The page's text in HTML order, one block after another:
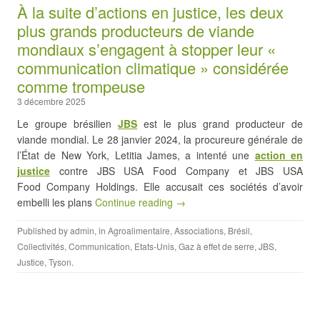
À la suite d’actions en justice, les deux
plus grands producteurs de viande
mondiaux s’engagent à stopper leur «
communication climatique » considérée
comme trompeuse
3 décembre 2025
Le groupe brésilien JBS est le plus grand producteur de
viande mondial. Le 28 janvier 2024, la procureure générale de
l’État de New York, Letitia James, a intenté une action en
justice contre JBS USA Food Company et JBS USA
Food Company Holdings. Elle accusait ces sociétés d’avoir
embelli les plans Continue reading →
Published byadmin, in Agroalimentaire, Associations, Brésil,
Collectivités, Communication, Etats-Unis, Gaz à effet de serre, JBS,
Justice, Tyson.